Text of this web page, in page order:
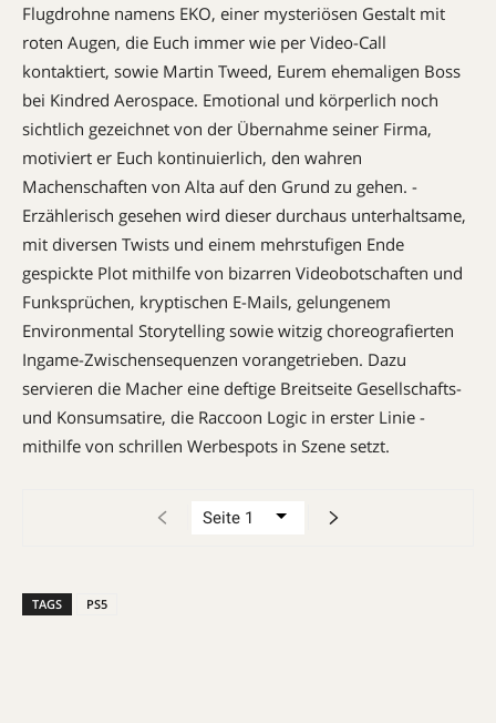
Flugdrohne namens EKO, einer mysteriösen Gestalt mit
roten Augen, die Euch immer wie per Video-Call
kontaktiert, sowie Martin Tweed, Eurem ehemaligen Boss
bei Kindred ­Aerospace. Emotional und körperlich noch
sichtlich gezeichnet von der Übernahme seiner ­Firma,
motiviert er Euch kontinuierlich, den wahren
Machenschaften von Alta auf den Grund zu gehen. ­
Erzählerisch gesehen wird dieser durchaus unterhaltsame,
mit ­diversen Twists und einem mehrstufigen Ende
gespickte Plot ­mithilfe von bizarren Videobotschaften und
Funksprüchen, kryptischen E-Mails, gelungenem
Environmental Storytelling sowie witzig choreografierten
Ingame-Zwischensequenzen vorangetrieben. Dazu
servieren die Macher eine deftige Breitseite Gesellschafts-
und Konsumsatire, die Raccoon Logic in erster Linie ­
mithilfe von schrillen Werbespots in Szene setzt.
TAGS PS5